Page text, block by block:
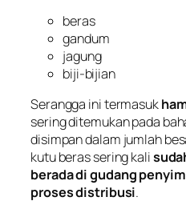
beras
gandum
jagung
biji-bijian
Serangga ini termasuk
sering ditemukan pada
disimpan dalam jumlah
kutu beras sering kali
berada di gudang
proses distribusi.